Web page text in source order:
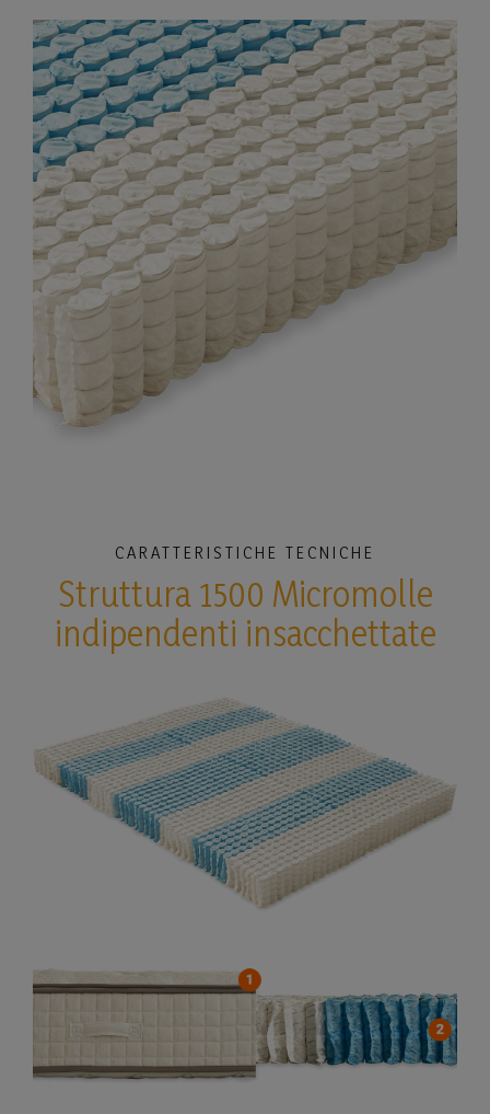
CARATTERISTICHE TECNICHE
Struttura 1500 Micromolle
indipendenti insacchettate